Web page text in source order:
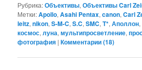
Рубрика:Объективы,Объективы Carl
Метки:Apollo,Asahi Pentax,canon,Carl
leitz,nikon,S-M-C,S.C,SMC,T*,Аполлон,
космос,луна,мультипросветление,
фотография |Комментарии (18)